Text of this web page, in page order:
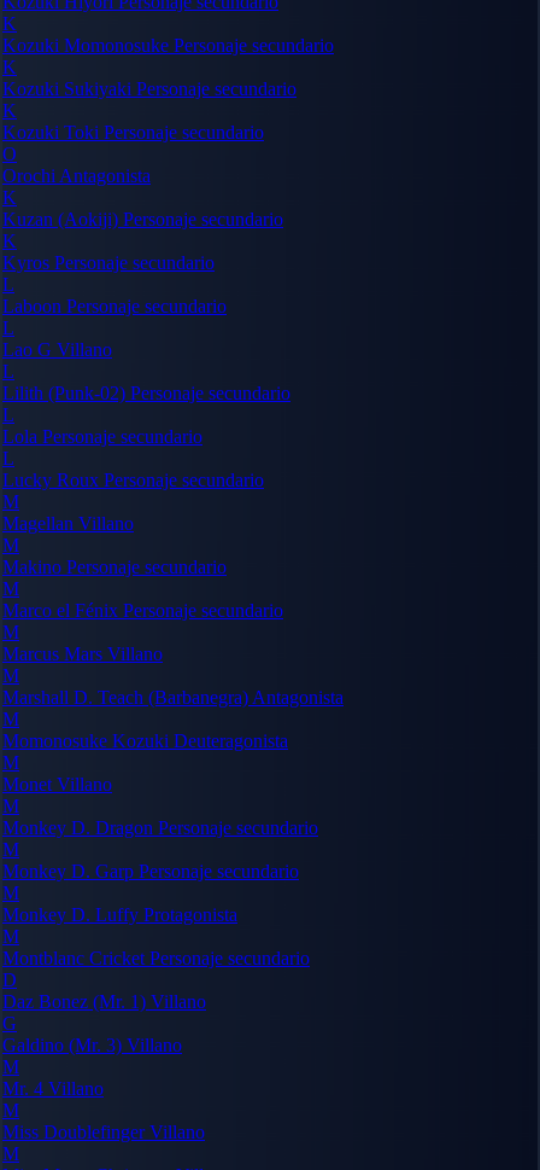
K
Kozuki Momonosuke Personaje secundario
K
Kozuki Sukiyaki Personaje secundario
K
Kozuki Toki Personaje secundario
O
Orochi Antagonista
K
Kuzan (Aokiji) Personaje secundario
K
Kyros Personaje secundario
L
Laboon Personaje secundario
L
Lao G Villano
L
Lilith (Punk-02) Personaje secundario
L
Lola Personaje secundario
L
Lucky Roux Personaje secundario
M
Magellan Villano
M
Makino Personaje secundario
M
Marco el Fénix Personaje secundario
M
Marcus Mars Villano
M
Marshall D. Teach (Barbanegra) Antagonista
M
Momonosuke Kozuki Deuteragonista
M
Monet Villano
M
Monkey D. Dragon Personaje secundario
M
Monkey D. Garp Personaje secundario
M
Monkey D. Luffy Protagonista
M
Montblanc Cricket Personaje secundario
D
Daz Bonez (Mr. 1) Villano
G
Galdino (Mr. 3) Villano
M
Mr. 4 Villano
M
Miss DoublefingerVillano
M